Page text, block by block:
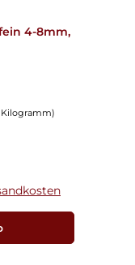
4-8mm,
Kilogramm)